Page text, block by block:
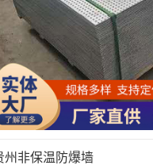
州非保温防爆墙